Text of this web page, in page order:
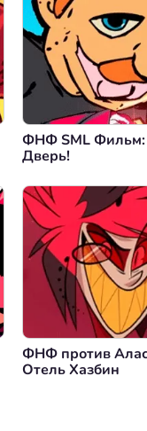
ФНФ SML Фильм:
Дверь!
ФНФ против
Отель Хазбин